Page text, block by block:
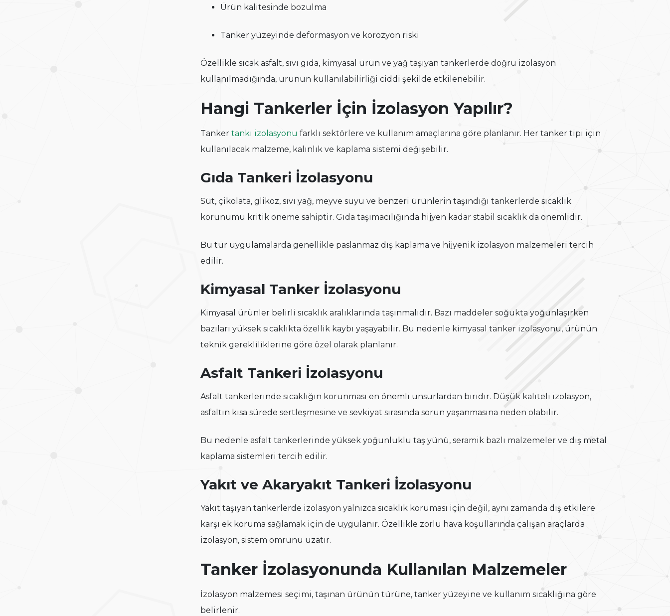
Ürün kalitesinde bozulma
Tanker yüzeyinde deformasyon ve korozyon riski
Özellikle sıcak asfalt, sıvı gıda, kimyasal ürün ve yağ taşıyan tankerlerde doğru izolasyon
kullanılmadığında, ürünün kullanılabilirliği ciddi şekilde etkilenebilir.
Hangi Tankerler İçin İzolasyon Yapılır?
Tanker tankı izolasyonu farklı sektörlere ve kullanım amaçlarına göre planlanır. Her tanker tipi için
kullanılacak malzeme, kalınlık ve kaplama sistemi değişebilir.
Gıda Tankeri İzolasyonu
Süt, çikolata, glikoz, sıvı yağ, meyve suyu ve benzeri ürünlerin taşındığı tankerlerde sıcaklık
korunumu kritik öneme sahiptir. Gıda taşımacılığında hijyen kadar stabil sıcaklık da önemlidir.
Bu tür uygulamalarda genellikle paslanmaz dış kaplama ve hijyenik izolasyon malzemeleri tercih
edilir.
Kimyasal Tanker İzolasyonu
Kimyasal ürünler belirli sıcaklık aralıklarında taşınmalıdır. Bazı maddeler soğukta yoğunlaşırken
bazıları yüksek sıcaklıkta özellik kaybı yaşayabilir. Bu nedenle kimyasal tanker izolasyonu, ürünün
teknik gerekliliklerine göre özel olarak planlanır.
Asfalt Tankeri İzolasyonu
Asfalt tankerlerinde sıcaklığın korunması en önemli unsurlardan biridir. Düşük kaliteli izolasyon,
asfaltın kısa sürede sertleşmesine ve sevkiyat sırasında sorun yaşanmasına neden olabilir.
Bu nedenle asfalt tankerlerinde yüksek yoğunluklu taş yünü, seramik bazlı malzemeler ve dış metal
kaplama sistemleri tercih edilir.
Yakıt ve Akaryakıt Tankeri İzolasyonu
Yakıt taşıyan tankerlerde izolasyon yalnızca sıcaklık koruması için değil, aynı zamanda dış etkilere
karşı ek koruma sağlamak için de uygulanır. Özellikle zorlu hava koşullarında çalışan araçlarda
izolasyon, sistem ömrünü uzatır.
Tanker İzolasyonunda Kullanılan Malzemeler
İzolasyon malzemesi seçimi, taşınan ürünün türüne, tanker yüzeyine ve kullanım sıcaklığına göre
belirlenir.